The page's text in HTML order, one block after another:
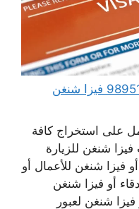
مكتب استخراج فيزا شنغن 98951133 فيزا شنغن
على استخراج كافة
شنغن للزيارة
فيزا شنغن للأعمال أو
أو فيزا شنغن
شنغن لعبور